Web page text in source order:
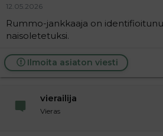
12.05.2026
Rummo-jankkaaja on
naisoletetuksi.
Ilmoita asiaton viesti
vierailija
Vieras